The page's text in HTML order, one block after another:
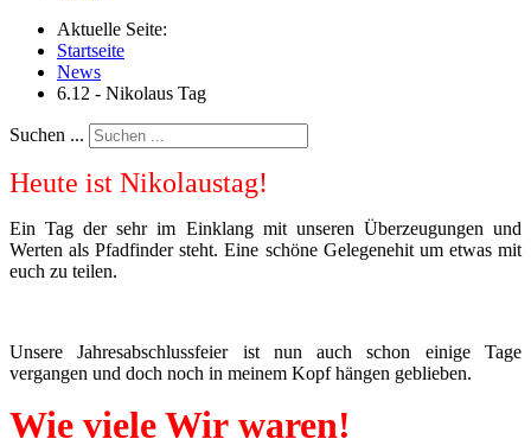
Aktuelle Seite:
Startseite
News
6.12 - Nikolaus Tag
Suchen ...
Heute ist Nikolaustag!
Ein Tag der sehr im Einklang mit unseren Überzeugungen und
Werten als Pfadfinder steht. Eine schöne Gelegenehit um etwas mit
euch zu teilen.
Unsere Jahresabschlussfeier ist nun auch schon einige Tage
vergangen und doch noch in meinem Kopf hängen geblieben.
Wie viele Wir waren!